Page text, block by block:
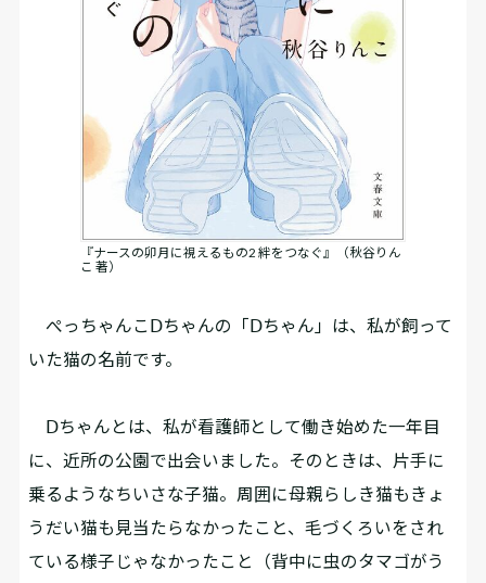
『ナースの卯月に視えるもの2 絆をつなぐ』（秋谷りん
こ 著）
ぺっちゃんこⅮちゃんの「Ⅾちゃん」は、私が飼って
いた猫の名前です。
Ⅾちゃんとは、私が看護師として働き始めた一年目
に、近所の公園で出会いました。そのときは、片手に
乗るようなちいさな子猫。周囲に母親らしき猫もきょ
うだい猫も見当たらなかったこと、毛づくろいをされ
ている様子じゃなかったこと（背中に虫のタマゴがう